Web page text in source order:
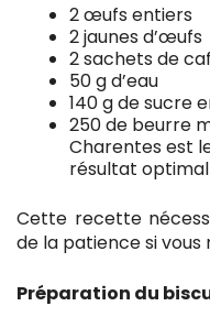
2 œufs entiers
2 jaunes d’œufs
2 sachets de
50 g d’eau
140 g de sucre
250 de beurre
Charentes est
résultat
Cette recette
de la patience si vous
Préparation du